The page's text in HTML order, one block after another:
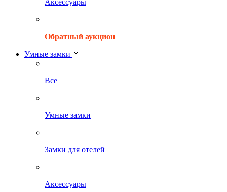
Аксессуары
Обратный аукцион
Умные замки
Все
Умные замки
Замки для отелей
Аксессуары